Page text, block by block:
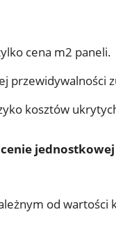
cena m2 paneli.
przewidywalności
kosztów
od wartości